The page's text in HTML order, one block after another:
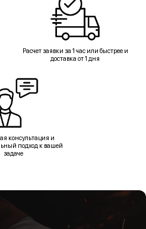
Расчет заявки за 1 час или быстрее и
доставка от 1 дня
консультация и
подход к вашей
задаче